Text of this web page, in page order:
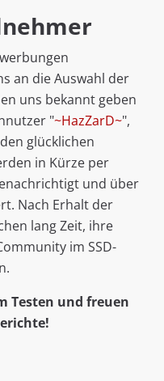
an die Auswahl der
uns bekannt geben
"~HazZarD~",
glücklichen
in Kürze per
und über
Nach Erhalt der
lang Zeit, ihre
im SSD-
Testen und freuen